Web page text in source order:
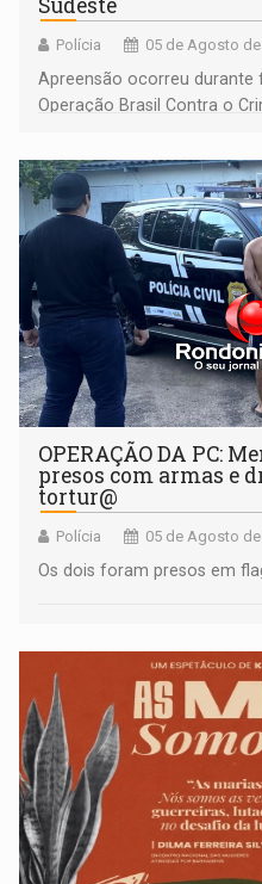
Polícia 05 de Agosto
Apreensão ocorreu durante
Operação Brasil Contra o
OPERAÇÃO DA PC:
presos com armas e
tortur@
Polícia 05 de Agosto
Os dois foram presos em